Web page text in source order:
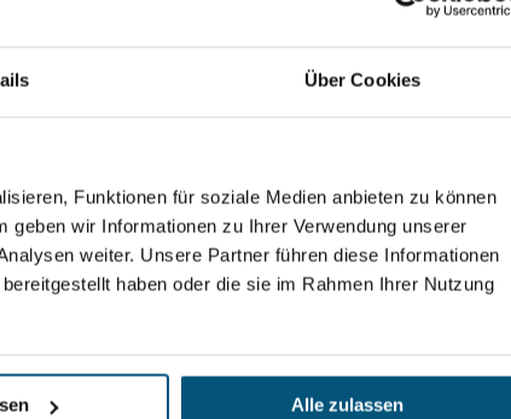
Über Cookies
Funktionen für soziale Medien anbieten zu können
wir Informationen zu Ihrer Verwendung unserer
weiter. Unsere Partner führen diese Informationen
haben oder die sie im Rahmen Ihrer Nutzung
Alle zulassen